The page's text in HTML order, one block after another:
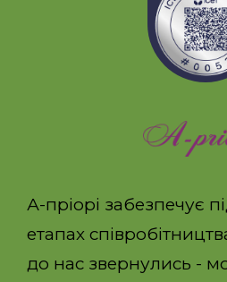
А-пріорі забезпечує
етапах
до нас звернулись -